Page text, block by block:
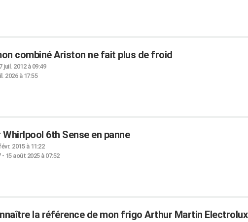
combiné Ariston ne fait plus de froid
juil. 2012 à 09:49
2026 à 17:55
6th Sense en panne
2015 à 11:22
- 15 août 2025 à 07:52
la référence de mon frigo Arthur Martin Electrolux